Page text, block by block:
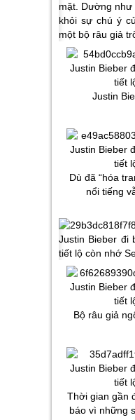
mặt. Dường như
khỏi sự chú ý
một bộ râu giả
Justin
Dù đã “hóa
nổi tiếng
Bộ râu giả
Thời gian gần
báo vì những